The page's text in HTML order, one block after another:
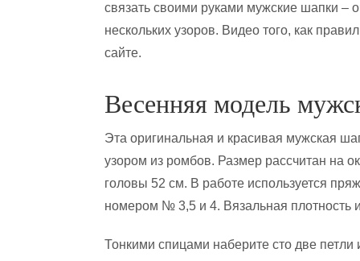
связать своими руками мужские шапки –
нескольких узоров. Видео того, как
сайте.
Весенняя модель
Эта оригинальная и красивая мужская
узором из ромбов. Размер рассчитан на
головы 52 см. В работе используется
номером № 3,5 и 4. Вязальная плотность
Тонкими спицами наберите сто две петли